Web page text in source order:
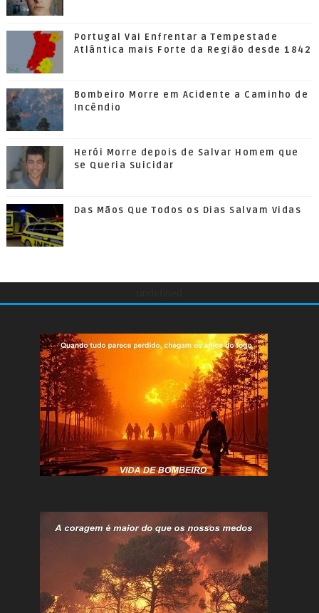
Portugal Vai Enfrentar a Tempestade
Atlântica mais Forte da Região desde 1842
Bombeiro Morre em Acidente a Caminho de
Incêndio
Herói Morre depois de Salvar Homem que
se Queria Suicidar
Das Mãos Que Todos os Dias Salvam Vidas